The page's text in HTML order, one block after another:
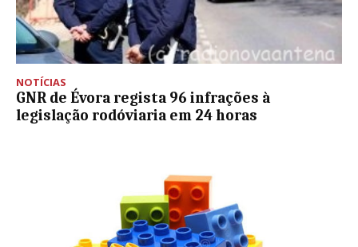
NOTÍCIAS
GNR de Évora regista 96 infrações à
legislação rodóviaria em 24 horas